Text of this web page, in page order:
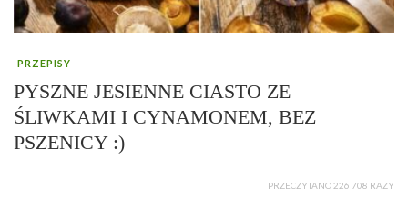
PRZEPISY
PYSZNE JESIENNE CIASTO ZE
ŚLIWKAMI I CYNAMONEM, BEZ
PSZENICY :)
PRZECZYTANO 226 708 RAZY